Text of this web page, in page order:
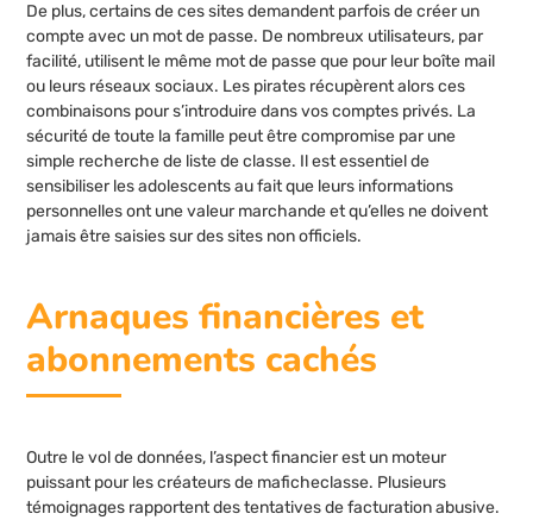
De plus, certains de ces sites demandent parfois de créer un
compte avec un mot de passe. De nombreux utilisateurs, par
facilité, utilisent le même mot de passe que pour leur boîte mail
ou leurs réseaux sociaux. Les pirates récupèrent alors ces
combinaisons pour s’introduire dans vos comptes privés. La
sécurité de toute la famille peut être compromise par une
simple recherche de liste de classe. Il est essentiel de
sensibiliser les adolescents au fait que leurs informations
personnelles ont une valeur marchande et qu’elles ne doivent
jamais être saisies sur des sites non officiels.
Arnaques financières et
abonnements cachés
Outre le vol de données, l’aspect financier est un moteur
puissant pour les créateurs de maficheclasse. Plusieurs
témoignages rapportent des tentatives de facturation abusive.